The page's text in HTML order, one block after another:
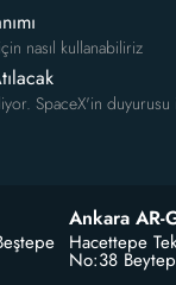
nasıl kullanabiliriz
SpaceX'in duyurusu
Ankara AR-
Hacettepe
No:38